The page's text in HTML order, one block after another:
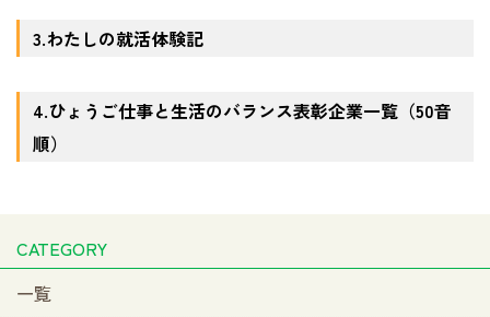
3.わたしの就活体験記
4.ひょうご仕事と生活のバランス表彰企業一覧（50音
順）
CATEGORY
一覧